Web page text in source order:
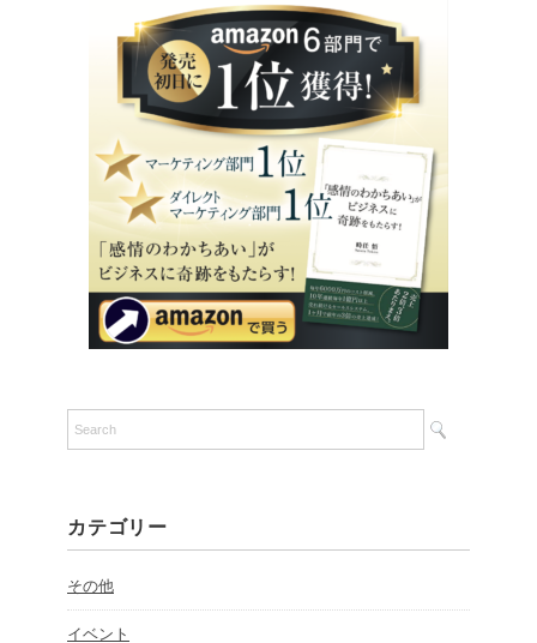
カテゴリー
その他
イベント